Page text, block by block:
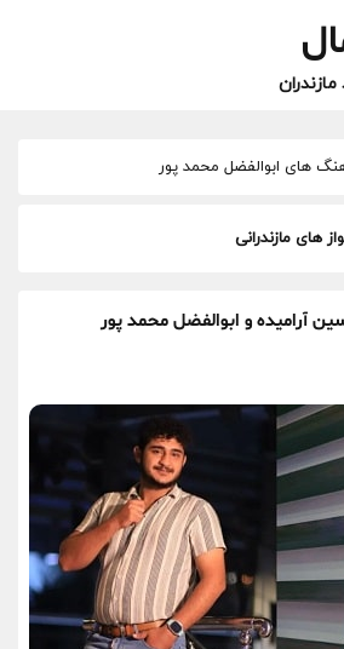
های ابوالفضل محمد پور
های مازندرانی
آرامیده و ابوالفضل محمد پور